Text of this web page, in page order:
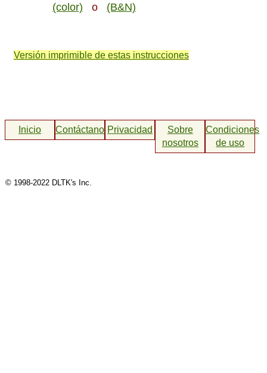
(color) o (B&N)
Versión imprimible de estas instrucciones
Inicio ContáctanosPrivacidad
Sobre
nosotros
Condiciones
de uso
© 1998-2022 DLTK's Inc.